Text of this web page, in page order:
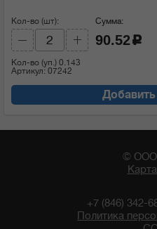
Кол-во (шт):
Кол-во (уп.) 0.143
Артикул: 07242
Сумма:
90.52 c
© ООО
+7 (846) 342-
Политика